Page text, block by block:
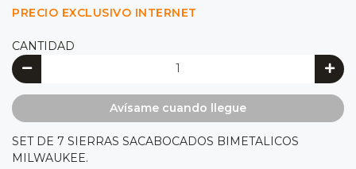
PRECIO EXCLUSIVO INTERNET
CANTIDAD
Avísame cuando llegue
SET DE 7 SIERRAS SACABOCADOS BIMETALICOS
MILWAUKEE.